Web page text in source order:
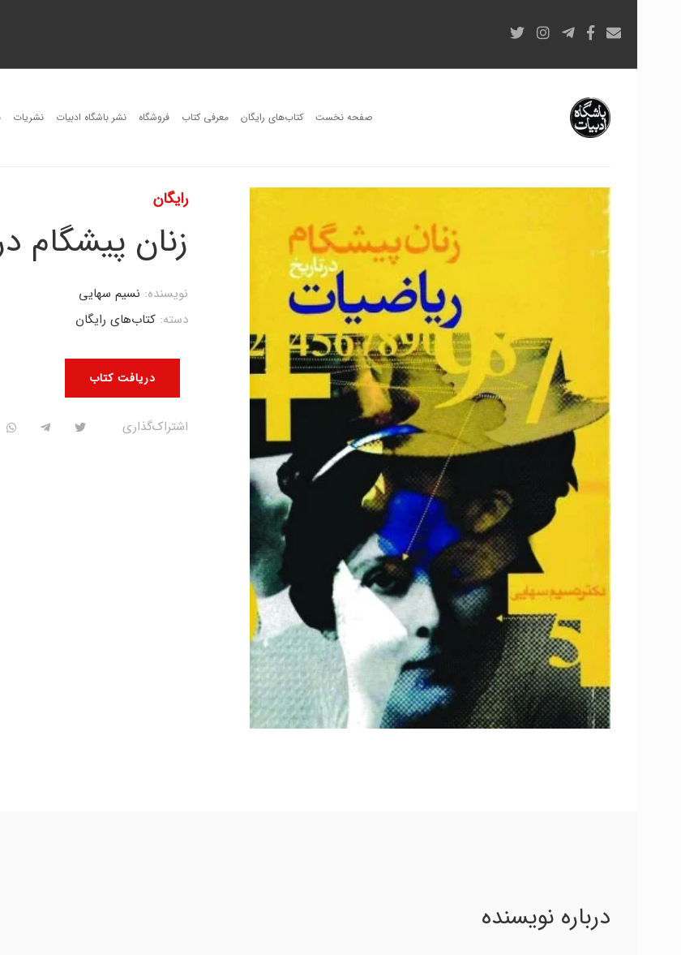
صفحه نخست کتاب‌های رایگان معرفی کتاب فروشگاه نشر باشگاه ادبیات نشریات
رایگان
زنان پیشگام
دریافت کتاب
نویسنده: نسیم سهایی
دسته: کتاب‌های رایگان
اشتراک‌گذاری
درباره نویسنده